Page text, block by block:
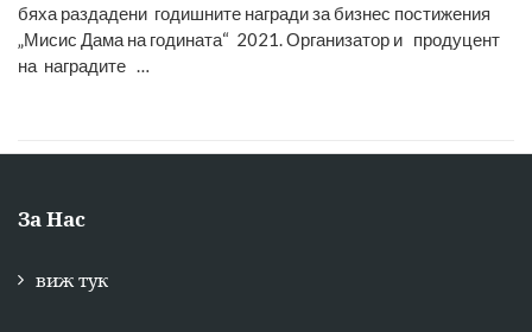
бяха раздадени годишните награди за бизнес постижения
„Мисис Дама на годината“ 2021. Организатор и продуцент
на наградите …
За Нас
виж тук